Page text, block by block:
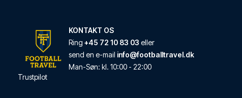
KONTAKT OS
Ring +45 72 10 83 03 eller
send en e-mail info@footballtravel.dk
Man-Søn: kl. 10:00 - 22:00
Trustpilot